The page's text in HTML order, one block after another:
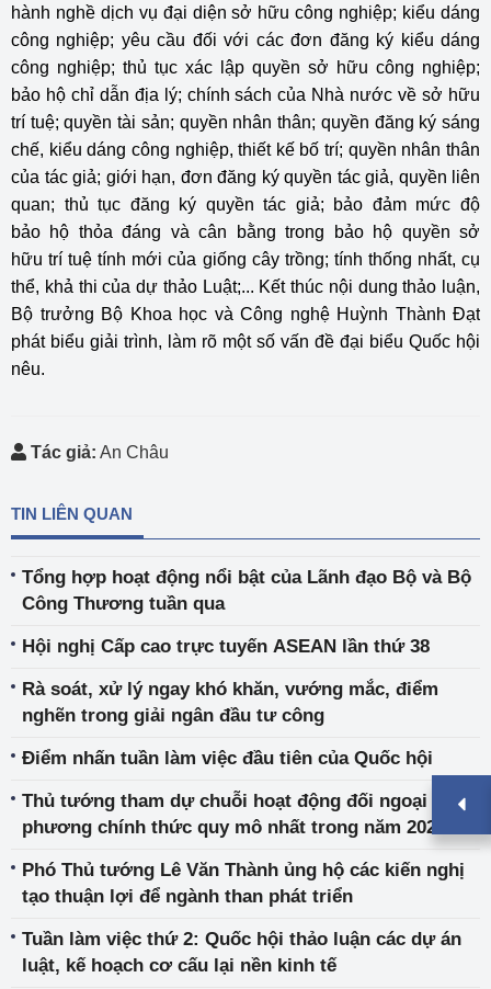
hành nghề dịch vụ đại diện sở hữu công nghiệp; kiểu dáng
công nghiệp; yêu cầu đối với các đơn đăng ký kiểu dáng
công nghiệp; thủ tục xác lập quyền sở hữu công nghiệp;
bảo hộ chỉ dẫn địa lý; chính sách của Nhà nước về sở hữu
trí tuệ; quyền tài sản; quyền nhân thân; quyền đăng ký sáng
chế, kiểu dáng công nghiệp, thiết kế bố trí; quyền nhân thân
của tác giả; giới hạn, đơn đăng ký quyền tác giả, quyền liên
quan; thủ tục đăng ký quyền tác giả; bảo đảm mức độ
bảo hộ thỏa đáng và cân bằng trong bảo hộ quyền sở
hữu trí tuệ tính mới của giống cây trồng; tính thống nhất, cụ
thể, khả thi của dự thảo Luật;... Kết thúc nội dung thảo luận,
Bộ trưởng Bộ Khoa học và Công nghệ Huỳnh Thành Đạt
phát biểu giải trình, làm rõ một số vấn đề đại biểu Quốc hội
nêu.
Tác giả: An Châu
TIN LIÊN QUAN
Tổng hợp hoạt động nổi bật của Lãnh đạo Bộ và Bộ
Công Thương tuần qua
Hội nghị Cấp cao trực tuyến ASEAN lần thứ 38
Rà soát, xử lý ngay khó khăn, vướng mắc, điểm
nghẽn trong giải ngân đầu tư công
Điểm nhấn tuần làm việc đầu tiên của Quốc hội
Thủ tướng tham dự chuỗi hoạt động đối ngoại đa
phương chính thức quy mô nhất trong năm 2021
Phó Thủ tướng Lê Văn Thành ủng hộ các kiến nghị
tạo thuận lợi để ngành than phát triển
Tuần làm việc thứ 2: Quốc hội thảo luận các dự án
luật, kế hoạch cơ cấu lại nền kinh tế